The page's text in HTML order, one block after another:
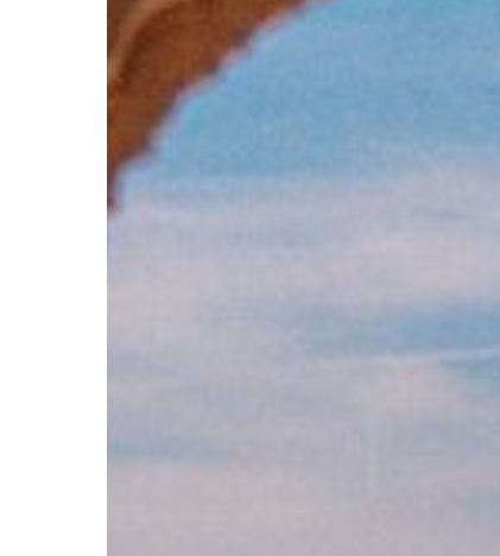
Hit enter to search or ESC to close